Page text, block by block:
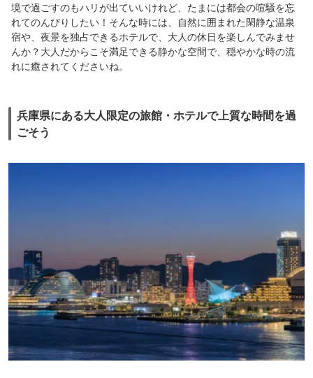
境で過ごすのもハリが出ていいけれど、たまには都会の喧騒を忘
れてのんびりしたい！そんな時には、自然に囲まれた閑静な温泉
宿や、夜景を独占できるホテルで、大人の休日を楽しんでみませ
んか？大人だからこそ満足できる静かな空間で、穏やかな時の流
れに癒されてくださいね。
兵庫県にある大人限定の旅館・ホテルで上質な時間を過
ごそう